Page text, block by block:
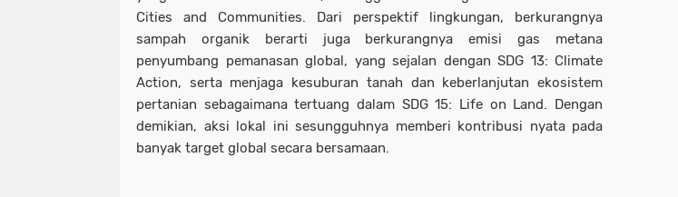
Cities and Communities. Dari perspektif lingkungan, berkurangnya
sampah organik berarti juga berkurangnya emisi gas metana
penyumbang pemanasan global, yang sejalan dengan SDG 13: Climate
Action, serta menjaga kesuburan tanah dan keberlanjutan ekosistem
pertanian sebagaimana tertuang dalam SDG 15: Life on Land. Dengan
demikian, aksi lokal ini sesungguhnya memberi kontribusi nyata pada
banyak target global secara bersamaan.